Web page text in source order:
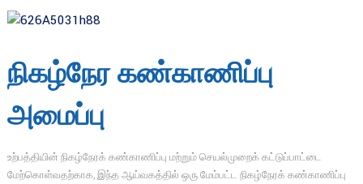
நிகழ்நேர கண்காணிப்பு
அமைப்பு
உற்பத்தியின் நிகழ்நேரக் கண்காணிப்பு மற்றும் செயல்முறைக் கட்டுப்பாட்டை
மேற்கொள்வதற்காக, இந்த ஆய்வகத்தில் ஒரு மேம்பட்ட நிகழ்நேரக் கண்காணிப்பு